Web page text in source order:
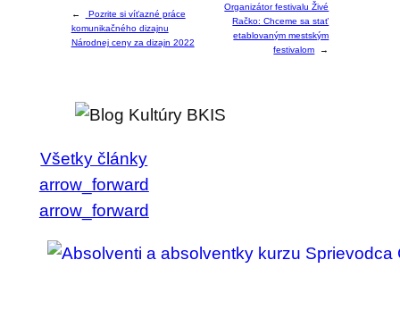
←
Pozrite si víťazné práce
komunikačného dizajnu
Národnej ceny za dizajn 2022
Organizátor festivalu Živé
Račko: Chceme sa stať
etablovaným mestským
festivalom
→
Všetky články
arrow_forward
arrow_forward